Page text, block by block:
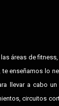
áreas de
enseñamos lo
llevar a cabo
circuitos